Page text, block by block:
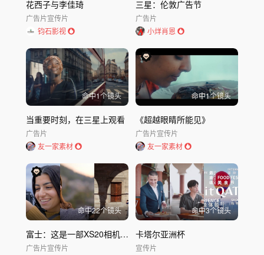
花西子与李佳琦
广告片宣传片
钧石影视
三星：伦敦广告节
广告片
小烊肖恩
命中1个镜头
当重要时刻，在三星上观看
广告片
友一家素材
命中1个镜头
《超越眼睛所能见》
广告片宣传片
友一家素材
命中22个镜头
富士：这是一部XS20相机的旅行主题宣
广告片宣传片
命中3个镜头
卡塔尔亚洲杯
宣传片